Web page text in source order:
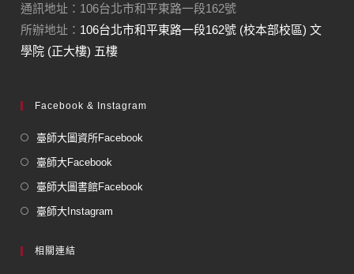
通訊地址：106台北市和平東路一段162號
所辦地址： 106台北市和平東路一段162號 (校本部校區) 文
學院 (正大樓) 五樓
Facebook & Instagram
臺師大圖資所Facebook
臺師大Facebook
臺師大圖書館Facebook
臺師大Instagram
相關連結